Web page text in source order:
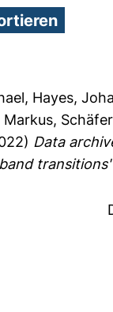
, Hayes,
Markus,
Data